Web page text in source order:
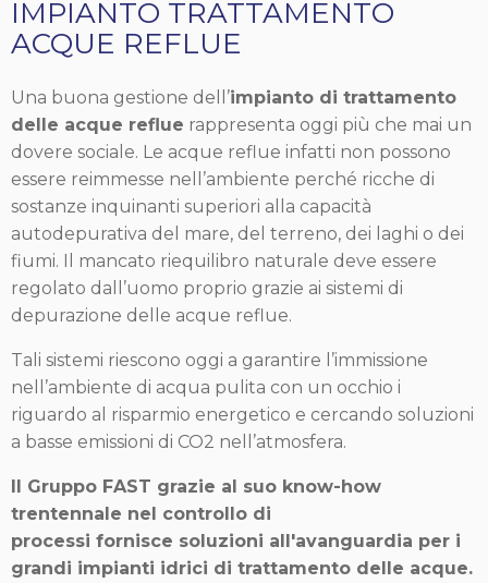
IMPIANTO TRATTAMENTO
ACQUE REFLUE
Una buona gestione dell’impianto di trattamento
delle acque reflue rappresenta oggi più che mai un
dovere sociale. Le acque reflue infatti non possono
essere reimmesse nell’ambiente perché ricche di
sostanze inquinanti superiori alla capacità
autodepurativa del mare, del terreno, dei laghi o dei
fiumi. Il mancato riequilibro naturale deve essere
regolato dall’uomo proprio grazie ai sistemi di
depurazione delle acque reflue.
Tali sistemi riescono oggi a garantire l’immissione
nell’ambiente di acqua pulita con un occhio i
riguardo al risparmio energetico e cercando soluzioni
a basse emissioni di CO2 nell’atmosfera.
Il Gruppo FAST grazie al suo know-how
trentennale nel controllo di
processi fornisce soluzioni all'avanguardia per i
grandi impianti idrici di trattamento delle acque.